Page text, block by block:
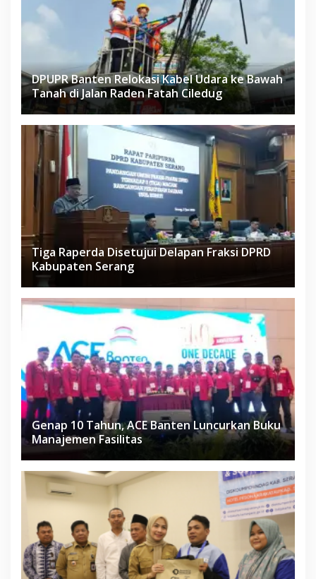
DPUPR Banten Relokasi Kabel Udara ke Bawah
Tanah di Jalan Raden Fatah Ciledug
Tiga Raperda Disetujui Delapan Fraksi DPRD
Kabupaten Serang
Genap 10 Tahun, ACE Banten Luncurkan Buku
Manajemen Fasilitas